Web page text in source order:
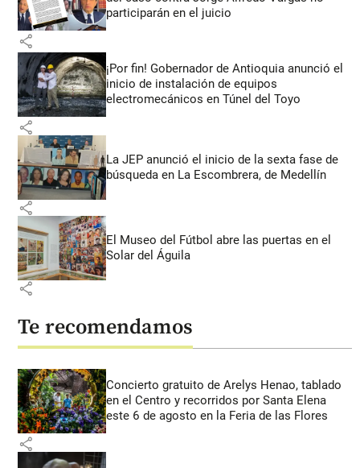
participarán en el juicio
share
¡Por fin! Gobernador de Antioquia anunció el
inicio de instalación de equipos
electromecánicos en Túnel del Toyo
share
La JEP anunció el inicio de la sexta fase de
búsqueda en La Escombrera, de Medellín
share
El Museo del Fútbol abre las puertas en el
Solar del Águila
share
Te recomendamos
Concierto gratuito de Arelys Henao, tablado
en el Centro y recorridos por Santa Elena
este 6 de agosto en la Feria de las Flores
share